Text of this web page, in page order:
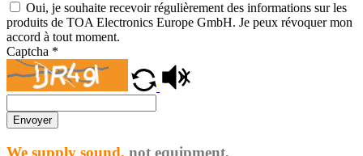
Oui, je souhaite recevoir régulièrement des informations sur les
produits de TOA Electronics Europe GmbH. Je peux révoquer mon
accord à tout moment.
Captcha *
Envoyer
We supply sound, not equipment.